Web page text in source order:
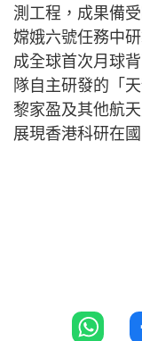
測工程，成果備
嫦娥六號任務中
成全球首次月球
隊自主研發的「
黎家盈及其他航
展現香港科研在